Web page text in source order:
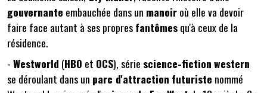
gouvernante embauchée dans un manoiroù elle va devoir
faire face autant à ses propresfantômesqu'à ceux de la
résidence.
-Westworld (HBO et OCS), série science-fictionwestern
se déroulant dans un parc d'attraction futuriste nommé